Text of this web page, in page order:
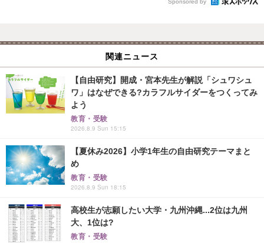
Sponsored by
関連ニュース
【自由研究】開成・宮本先生が解説「シュワシュ
ワ」はなぜできる?カラフルサイダーをつくってみ
よう
教育・受験
2026.8.9 Sun 15:15
【夏休み2026】小学1年生の自由研究テーマまと
め
教育・受験
2026.8.9 Sun 18:15
高校生が志願したい大学・九州沖縄...2位は九州
大、1位は?
教育・受験